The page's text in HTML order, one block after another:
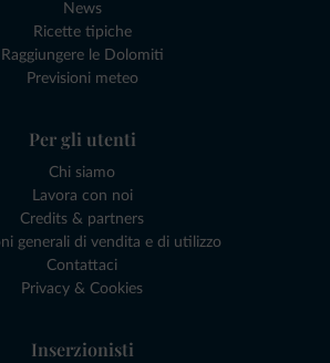
News
Ricette tipiche
Raggiungere le Dolomiti
Previsioni meteo
Per gli utenti
Chi siamo
Lavora con noi
Credits & partners
generali di vendita e di utilizzo
Contattaci
Privacy & Cookies
Inserzionisti